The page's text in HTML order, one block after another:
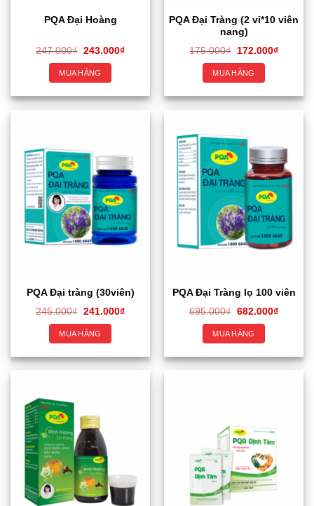
PQA Đại Hoàng
247.000₫ 243.000₫
MUA HÀNG
PQA Đại Tràng (2 vỉ*10 viên
nang)
175.000₫ 172.000₫
MUA HÀNG
PQA Đại tràng (30viên)
245.000₫ 241.000₫
MUA HÀNG
PQA Đại Tràng lọ 100 viên
695.000₫ 682.000₫
MUA HÀNG